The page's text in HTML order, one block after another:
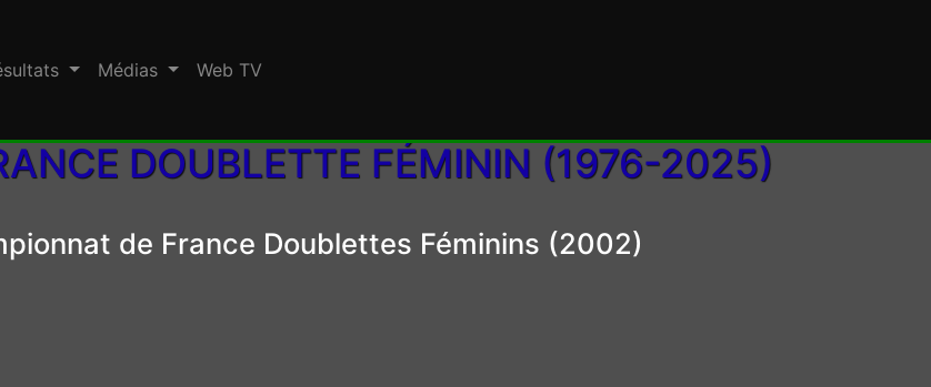
Médias Web TV
DOUBLETTE FÉMININ (1976-2025)
de France Doublettes Féminins (2002)